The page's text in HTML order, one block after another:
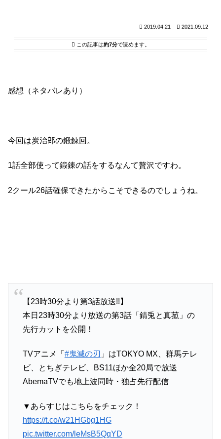
2019.04.21 2021.09.12
この記事は約7分で読めます。
感想（ネタバレあり）
今回は炭治郎の鍛錬回。
1話全部使って鍛錬の話をするなんて贅沢ですわ。
2クール26話確保できたからこそできるのでしょうね。
【23時30分より第3話放送!!】
本日23時30分より放送の第3話「錆兎と真菰」の
先行カットを公開！
TVアニメ「 #鬼滅の刃 」はTOKYO MX、群馬テレ
ビ、とちぎテレビ、BS11ほか全20局で放送
AbemaTVでも地上波同時・独占先行配信
▼あらすじはこちらをチェック！
https://t.co/w21HGbg1HG
pic.twitter.com/leMsB5QqYD